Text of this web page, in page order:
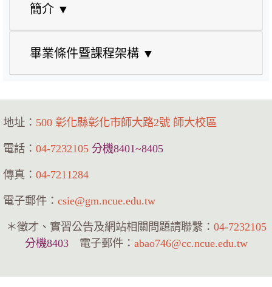
簡介 ▼
畢業條件暨課程架構 ▼
地址： 500 彰化縣彰化市師大路2號 師大校區
電話： 04-7232105 分機8401~8405
傳真： 04-7211284
電子郵件： csie@gm.ncue.edu.tw
＊徵才、實習公告及網站相關問題請聯繫： 04-7232105
分機8403 電子郵件： abao746@cc.ncue.edu.tw